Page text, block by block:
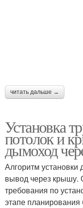
читать дальше →
Установка
потолок и
дымоход
Алгоритм
вывод через крышу.
требования по
этапе планирования